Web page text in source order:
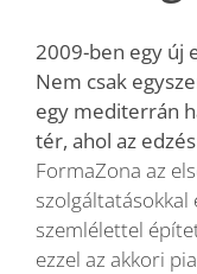
Wellness
Rólunk
Kapcsolat
2009-ben egy új
Nem csak
egy mediterrán
tér, ahol az
FormaZona az
szemlélettel
ezzel az akkori